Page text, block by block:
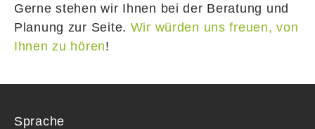
Gerne stehen wir Ihnen bei der Beratung und
Planung zur Seite. Wir würden uns freuen, von
Ihnen zu hören!
Sprache